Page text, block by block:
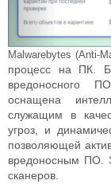
Malwarebytes (Anti-
процесс на ПК.
вредоносного
оснащена
служащим в
угроз, и
позволяющей
вредоносным ПО.
сканеров.